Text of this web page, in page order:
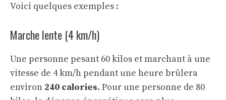
Voici quelques exemples :
Marche lente (4 km/h)
Une personne pesant 60 kilos et marchant à une
vitesse de 4 km/h pendant une heure brûlera
environ 240 calories. Pour une personne de 80